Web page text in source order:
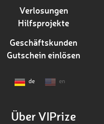
Verlosungen
Hilfsprojekte
Geschäftskunden
Gutschein einlösen
de en
Über VIPrize